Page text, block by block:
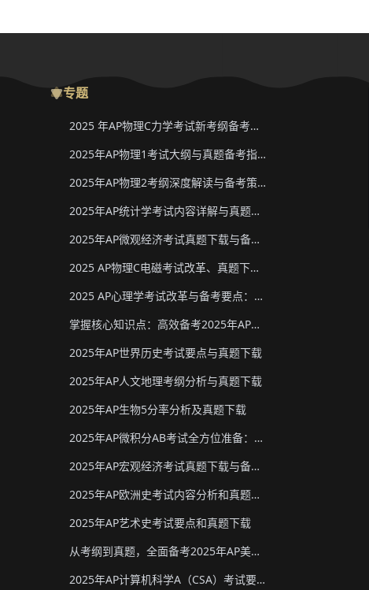
专题
2025 年AP物理C力学考试新考纲备考要点与真题下载
2025年AP物理1考试大纲与真题备考指南
2025年AP物理2考纲深度解读与备考策略
2025年AP统计学考试内容详解与真题教材下载
2025年AP微观经济考试真题下载与备考要点
2025 AP物理C电磁考试改革、真题下载与备考要点
2025 AP心理学考试改革与备考要点：真题下载&教材推荐
掌握核心知识点：高效备考2025年AP化学
2025年AP世界历史考试要点与真题下载
2025年AP人文地理考纲分析与真题下载
2025年AP生物5分率分析及真题下载
2025年AP微积分AB考试全方位准备：真题资源、考试形式与策略
2025年AP宏观经济考试真题下载与备考要点
2025年AP欧洲史考试内容分析和真题下载
2025年AP艺术史考试要点和真题下载
从考纲到真题，全面备考2025年AP美国政府与政治
2025年AP计算机科学A（CSA）考试要点和真题下载